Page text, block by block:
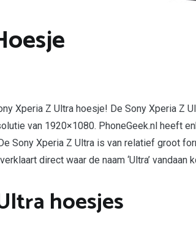
Xperia Z Ultra hoesje! De Sony Xperia Z
van 1920×1080. PhoneGeek.nl heeft
Sony Xperia Z Ultra is van relatief groot
direct waar de naam ‘Ultra’ vandaan
hoesjes